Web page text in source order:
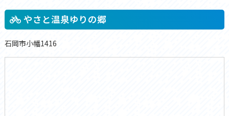
やさと温泉ゆりの郷
石岡市小幡1416